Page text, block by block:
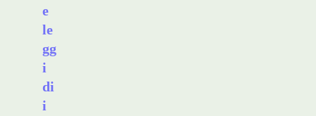
e
le
gg
i
di
i